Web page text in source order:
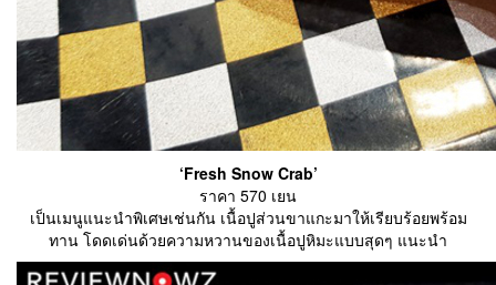
‘Fresh Snow Crab’
ราคา 570 เยน
เป็นเมนูแนะนำพิเศษเช่นกัน เนื้อปูส่วนขาแกะมาให้เรียบร้อยพร้อม
ทาน โดดเด่นด้วยความหวานของเนื้อปูหิมะแบบสุดๆ แนะนำ